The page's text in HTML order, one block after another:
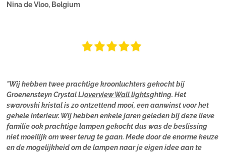
Nina de Vloo, Belgium
"Wij hebben twee prachtige kroonluchters gekocht bij
Groenensteyn Crystal Lioverview Wall lightsghting. Het
swarovski kristal is zo ontzettend mooi, een aanwinst voor het
gehele interieur. Wij hebben enkele jaren geleden bij deze lieve
familie ook prachtige lampen gekocht dus was de beslissing
niet moeilijk om weer terug te gaan. Mede door de enorme keuze
en de mogelijkheid om de lampen naar je eigen idee aan te